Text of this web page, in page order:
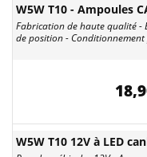
W5W T10 - Ampoules
Fabrication de haute qualité -
de position -
W5W T10 12V à LED